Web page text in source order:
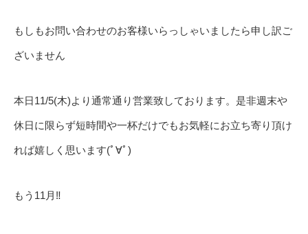
もしもお問い合わせのお客様いらっしゃいましたら申し訳ご
ざいません
本日11/5(木)より通常通り営業致しております。是非週末や
休日に限らず短時間や一杯だけでもお気軽にお立ち寄り頂け
れば嬉しく思います(ﾟ∀ﾟ)
もう11月‼️